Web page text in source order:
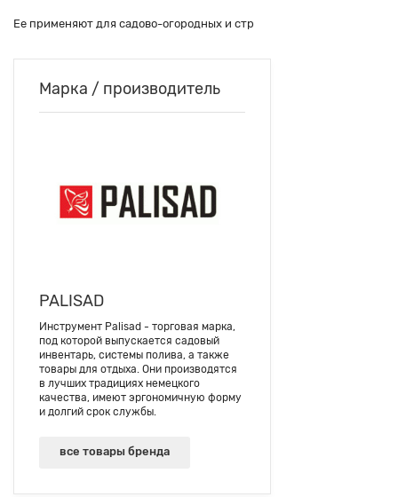
Ее применяют для садово-огородных и стр
Марка / производитель
PALISAD
Инструмент Palisad - торговая марка,
под которой выпускается садовый
инвентарь, системы полива, а также
товары для отдыха. Они производятся
в лучших традициях немецкого
качества, имеют эргономичную форму
и долгий срок службы.
все товары бренда